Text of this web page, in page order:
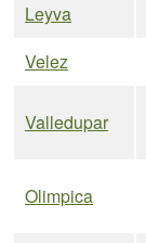
Leyva
Velez
Valledupar
Olimpica